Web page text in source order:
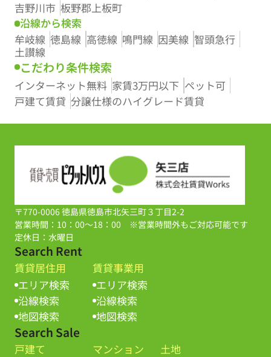
吉野川市 板野郡上板町
沿線から検索
牟岐線 徳島線 高徳線 鳴門線 因美線 智頭急行
土讃線
こだわり条件検索
インターネット無料 家賃3万円以下 ペット可
戸建て賃貸 分譲仕様のハイグレード賃貸
〒770-0006 徳島県徳島市北矢三町３丁目2-2
営業時間：10：00～18：00 ※営業時間外もご対応可能です
定休日：水曜日
Search Rent
賃貸居住用
エリア検索
沿線検索
地図検索
賃貸事業用
エリア検索
沿線検索
地図検索
Search Sale
戸建て
マンション
土地